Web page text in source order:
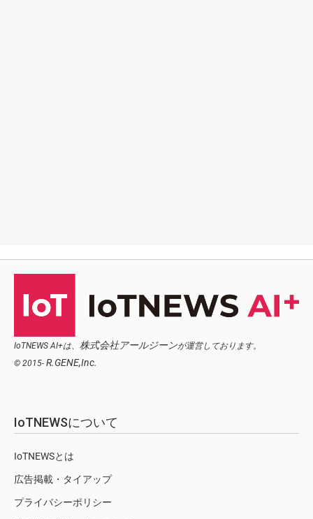
IoTNEWS AI+は、 株式会社アールジーンが運営しております。
© 2015- R.GENE,Inc.
IoTNEWSについて
IoTNEWSとは
広告掲載・タイアップ
プライバシーポリシー